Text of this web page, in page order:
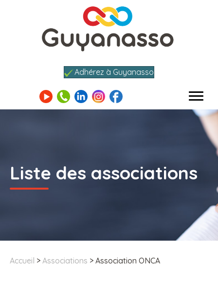
Adhérez à Guyanasso
Liste des associations
Accueil > Associations > Association ONCA